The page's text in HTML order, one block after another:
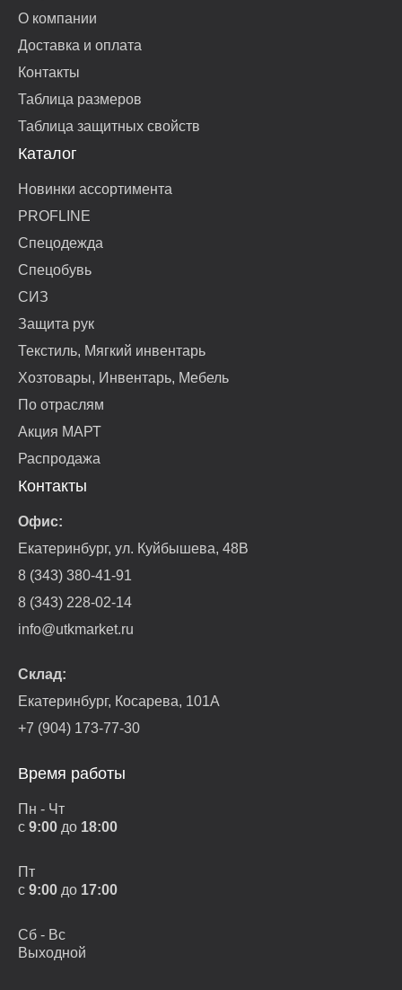
О компании
Доставка и оплата
Контакты
Таблица размеров
Таблица защитных свойств
Каталог
Новинки ассортимента
PROFLINE
Спецодежда
Спецобувь
СИЗ
Защита рук
Текстиль, Мягкий инвентарь
Хозтовары, Инвентарь, Мебель
По отраслям
Акция МАРТ
Распродажа
Контакты
Офис:
Екатеринбург, ул. Куйбышева, 48В
8 (343) 380-41-91
8 (343) 228-02-14
info@utkmarket.ru
Склад:
Екатеринбург, Косарева, 101А
+7 (904) 173-77-30
Время работы
Пн - Чт
с 9:00 до 18:00
Пт
с 9:00 до 17:00
Сб - Вс
Выходной